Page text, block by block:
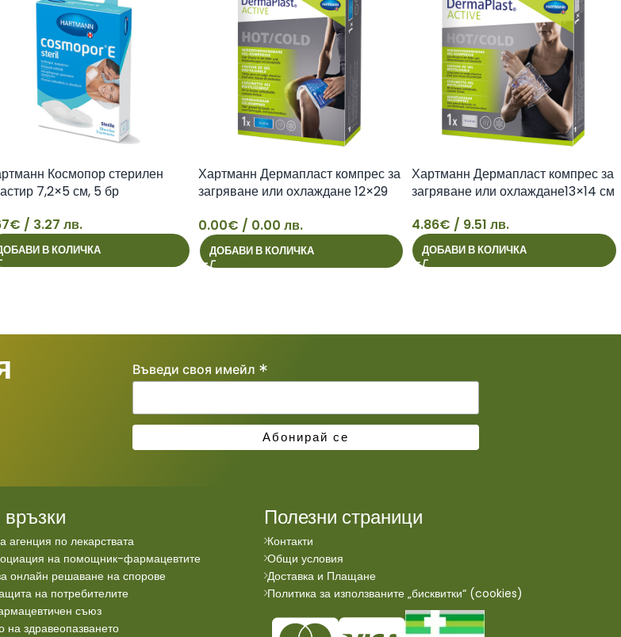
Космопор стерилен
7,2×5 см, 5 бр
€ / 3.27 лв.
В КОЛИЧКА
Хартманн Дермапласт компрес за
загряване или охлаждане 12×29
0.00€ / 0.00 лв.
ДОБАВИ В КОЛИЧКА
Хартманн Дермапласт компрес за
загряване или охлаждане13×14 см
4.86€ / 9.51 лв.
ДОБАВИ В КОЛИЧКА
Въведи своя имейл *
агенция по лекарствата
на помощник-фармацевтите
онлайн решаване на спорове
на потребителите
съюз
на здравеопазването
Полезни страници
Контакти
Общи условия
Доставка и Плащане
Политика за използваните „бисквитки“ (cookies)